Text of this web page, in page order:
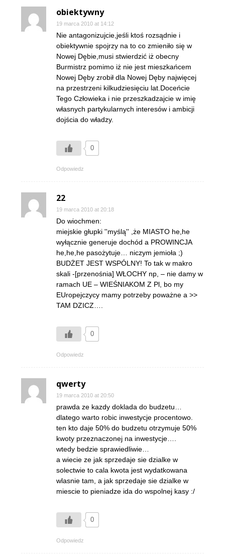
obiektywny
19 marca 2010 at 14:12
Nie antagonizujcie,jeśli ktoś rozsądnie i
obiektywnie spojrzy na to co zmieniło się w
Nowej Dębie,musi stwierdzić iż obecny
Burmistrz pomimo iż nie jest mieszkańcem
Nowej Dęby zrobił dla Nowej Dęby najwięcej
na przestrzeni kilkudziesięciu lat.Doceńcie
Tego Człowieka i nie przeszkadzajcie w imię
własnych partykularnych interesów i ambicji
dojścia do władzy.
0
Odpowiedz
22
19 marca 2010 at 20:18
Do wiochmen:
miejskie głupki ''myślą'' ,że MIASTO he,he
wyłącznie generuje dochód a PROWINCJA
he,he,he pasożytuje… niczym jemioła ;)
BUDŻET JEST WSPÓLNY! To tak w makro
skali -[przenośnia] WŁOCHY np, – nie damy w
ramach UE – WIEŚNIAKOM Z Pl, bo my
EUropejczycy mamy potrzeby poważne a >>
TAM DZICZ….
0
Odpowiedz
qwerty
19 marca 2010 at 20:50
prawda ze kazdy doklada do budzetu…
dlatego warto robic inwestycje procentowo.
ten kto daje 50% do budzetu otrzymuje 50%
kwoty przeznaczonej na inwestycje….
wtedy bedzie sprawiedliwie…
a wiecie ze jak sprzedaje sie dzialke w
solectwie to cala kwota jest wydatkowana
wlasnie tam, a jak sprzedaje sie dzialke w
miescie to pieniadze ida do wspolnej kasy :/
0
Odpowiedz